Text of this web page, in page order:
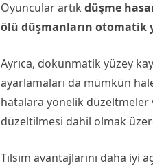
Oyuncular artık düşme
ölü düşmanların otomatik
Ayrıca, dokunmatik yüzey
ayarlamaları da mümkün
hatalara yönelik düzeltmeler
düzeltilmesi dahil olmak
Tılsım avantajlarını daha iyi